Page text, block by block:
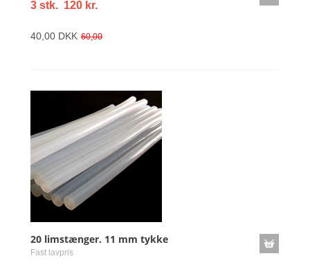
3 stk. 120 kr.
40,00 DKK 60,00
20 limstænger. 11 mm tykke
Fast lavpris